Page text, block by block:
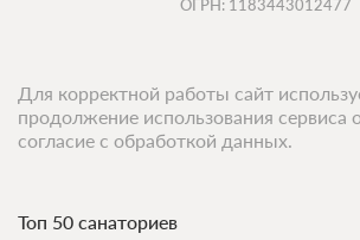
ОГРН: 1183443012477
Топ 50 санаториев
Для корректной работы сайт
продолжение использования сервиса
согласие с обработкой данных.